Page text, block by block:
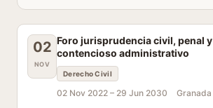
02
NOV
Foro jurisprudencia civil, penal y
contencioso administrativo
Derecho Civil
02 Nov 2022 – 29 Jun 2030 Granada